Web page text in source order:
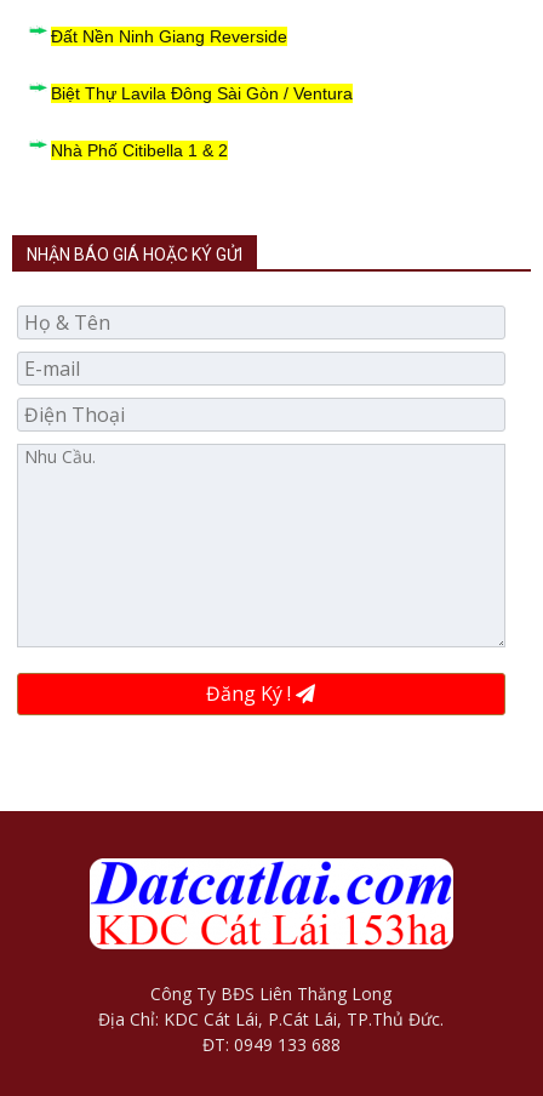
Đất Nền Ninh Giang Reverside
Biệt Thự Lavila Đông Sài Gòn / Ventura
Nhà Phố Citibella 1 & 2
NHẬN BÁO GIÁ HOẶC KÝ GỬI
Đăng Ký !
Công Ty BĐS Liên Thăng Long
Địa Chỉ: KDC Cát Lái, P.Cát Lái, TP.Thủ Đức.
ĐT: 0949 133 688